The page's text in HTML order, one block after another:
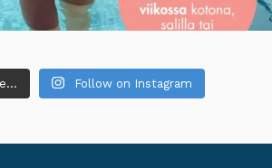
Follow on Instagram